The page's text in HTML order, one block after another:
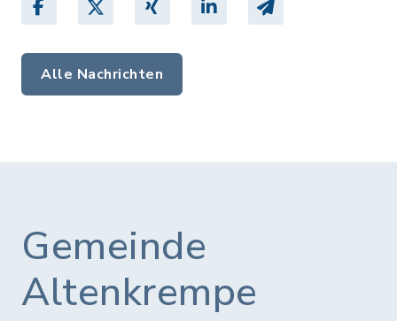
Alle Nachrichten
Gemeinde
Altenkrempe